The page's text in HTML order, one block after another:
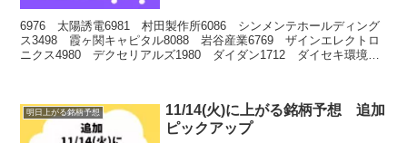
6976 太陽誘電6981 村田製作所6086 シンメンテホールディング
ス3498 霞ヶ関キャピタル8088 岩谷産業6769 ザインエレクトロ
ニクス4980 デクセリアルズ1980 ダイダン1712 ダイセキ環境ソ
明日上がる銘柄予想
11/14(火)に上がる銘柄予想 追加
ピックアップ